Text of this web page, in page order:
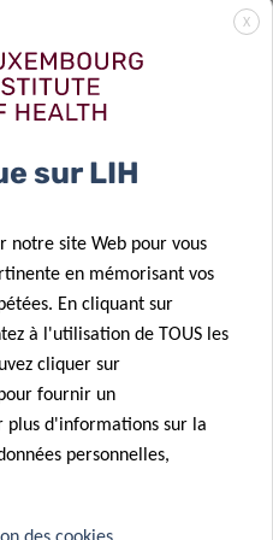
01 Fév 2022
cancer
10 Jan 2022
Prix
d’excellence
Hannah
Wurzer
22 Oct 2021
Les
2021 : des
X
sur LIH
notre site Web pour vous
en mémorisant vos
En cliquant sur
à l'utilisation de TOUS les
cliquer sur
fournir un
plus d'informations sur la
personnelles,